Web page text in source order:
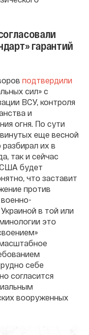
гарантий
подтвердили
сил» с
ВСУ, контроля
и
огня. По сути
еще весной
их в
так и сейчас
США будет
что заставит
против
в той или
это
себе
согласится
вооруженных